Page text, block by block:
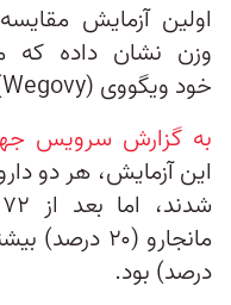
اولین آزمایش
خود ویگووی (Wegovy) موثرتر است.
به‌ گزارش سرویس
این آزمایش، هر دو
درصد) بود.